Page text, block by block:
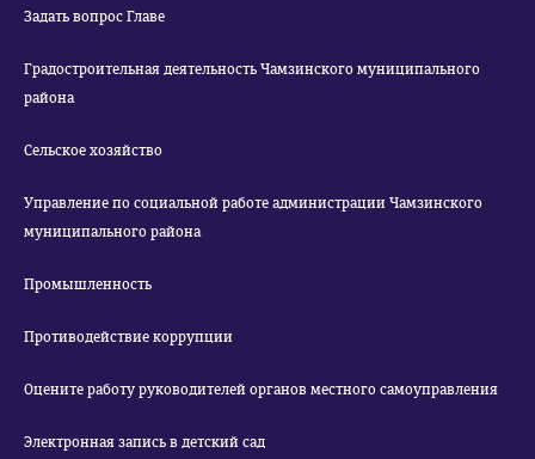
Задать вопрос Главе
Градостроительная деятельность Чамзинского муниципального
района
Сельское хозяйство
Управление по социальной работе администрации Чамзинского
муниципального района
Промышленность
Противодействие коррупции
Оцените работу руководителей органов местного самоуправления
Электронная запись в детский сад